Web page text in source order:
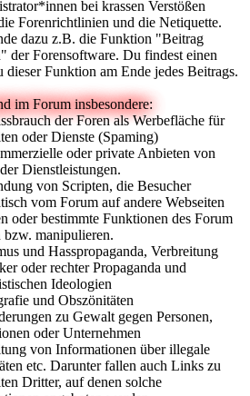
bei krassen Verstößen
Forenrichtlinien und die Netiquette.
dazu z.B. die Funktion "Beitrag
der Forensoftware. Du findest einen
dieser Funktion am Ende jedes Beitrags.
im Forum insbesondere:
der Foren als Werbefläche für
oder Dienste (Spaming)
oder private Anbieten von
Dienstleistungen.
von Scripten, die Besucher
vom Forum auf andere Webseiten
oder bestimmte Funktionen des Forum
bzw. manipulieren.
und Hasspropaganda, Verbreitung
oder rechter Propaganda und
Ideologien
und Obszönitäten
zu Gewalt gegen Personen,
oder Unternehmen
von Informationen über illegale
etc. Darunter fallen auch Links zu
Dritter, auf denen solche